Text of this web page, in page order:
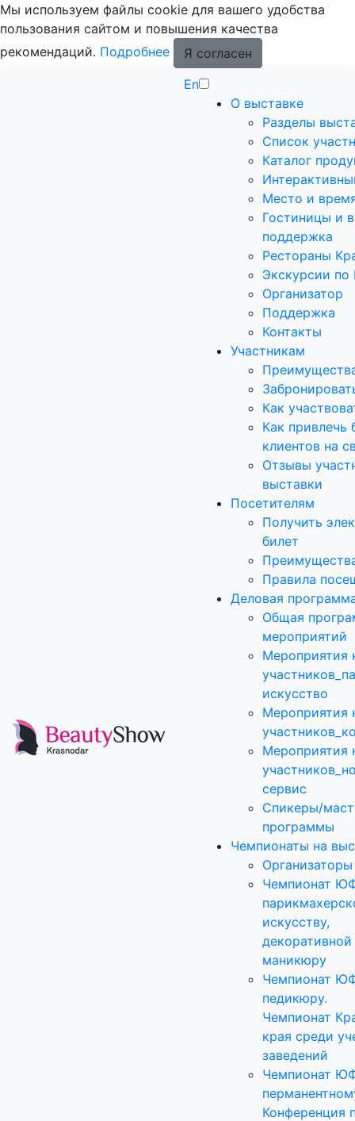
Мы используем файлы cookie для вашего удобства
пользования сайтом и повышения качества
рекомендаций. Подробнее
Я согласен
En
О выставке
Разделы
Список
Каталог
Место и
Гостиницы и
поддержка
Рестораны
Экскурсии по
Организатор
Поддержка
Контакты
Участникам
Как
Как привлечь
клиентов на
Отзывы
выставки
Посетителям
Получить
билет
Правила
Деловая
Общая
мероприятий
Мероприятия
искусство
Мероприятия
Мероприятия
сервис
Спикеры/
программы
Чемпионаты на
Организаторы
Чемпионат
искусству,
маникюру
Чемпионат
педикюру.
Чемпионат
края среди
заведений
Чемпионат
Конференция